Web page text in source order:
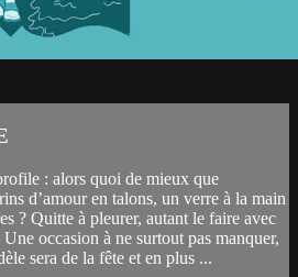
: alors quoi de mieux que
d’amour en talons, un verre à la main
? Quitte à pleurer, autant le faire avec
occasion à ne surtout pas manquer,
sera de la fête et en plus ...